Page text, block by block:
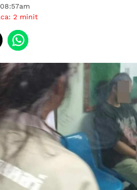
2 minit